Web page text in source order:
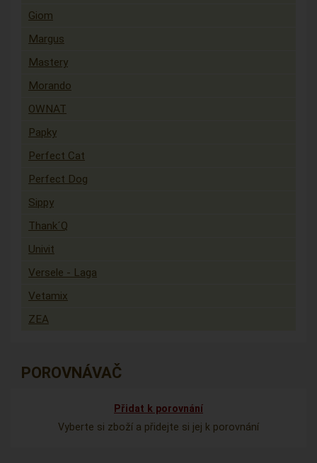
Giom
Margus
Mastery
Morando
OWNAT
Papky
Perfect Cat
Perfect Dog
Sippy
Thank´Q
Univit
Versele - Laga
Vetamix
ZEA
POROVNÁVAČ
Přidat k porovnání
Vyberte si zboží a přidejte si jej k porovnání